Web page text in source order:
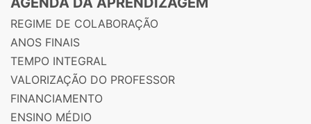
REGIME DE COLABORAÇÃO
ANOS FINAIS
TEMPO INTEGRAL
VALORIZAÇÃO DO PROFESSOR
FINANCIAMENTO
ENSINO MÉDIO